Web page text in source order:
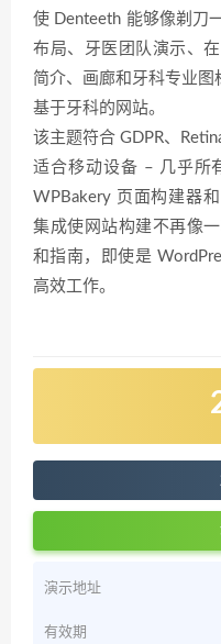
使 Denteeth 能够像剃刀
布局、牙医团队演示、
简介、画廊和牙科专业
基于牙科的网站。
该主题符合 GDPR、
适合移动设备 – 几乎所
WPBakery 页面构建器
集成使网站构建不再像
和指南，即使是
高效工作。
演示地址
有效期